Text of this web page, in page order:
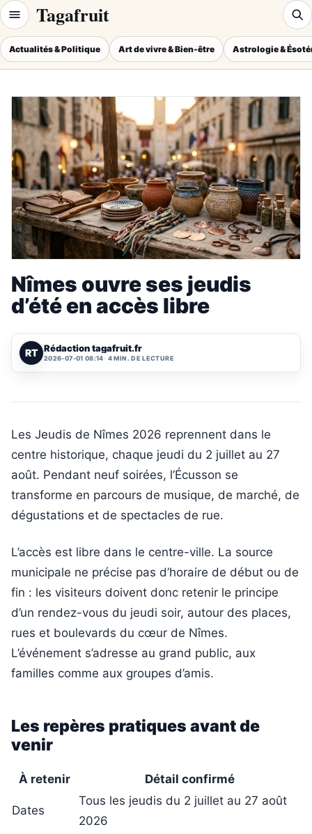
Tagafruit
Actualités & Politique Art de vivre & Bien-être Astrologie &
Nîmes ouvre ses jeudis
d’été en accès libre
RT Rédaction tagafruit.fr
2026-07-01 08:14 4 MIN. DE LECTURE
Les Jeudis de Nîmes 2026 reprennent dans le
centre historique, chaque jeudi du 2 juillet au 27
août. Pendant neuf soirées, l’Écusson se
transforme en parcours de musique, de marché, de
dégustations et de spectacles de rue.
L’accès est libre dans le centre-ville. La source
municipale ne précise pas d’horaire de début ou de
fin : les visiteurs doivent donc retenir le principe
d’un rendez-vous du jeudi soir, autour des places,
rues et boulevards du cœur de Nîmes.
L’événement s’adresse au grand public, aux
familles comme aux groupes d’amis.
Les repères pratiques avant de
venir
À retenir Détail confirmé
Dates
Tous les jeudis du 2 juillet au 27 août
2026